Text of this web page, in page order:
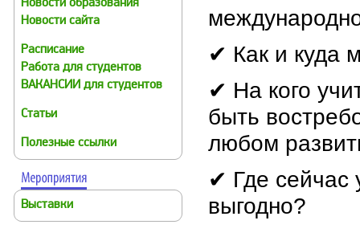
Новости образования
Новости сайта
Расписание
Работа для студентов
ВАКАНСИИ для студентов
Статьи
Полезные ссылки
Выставки
✔ Как и куда
✔ На кого
быть
любом
✔ Где сейчас
выгодно?